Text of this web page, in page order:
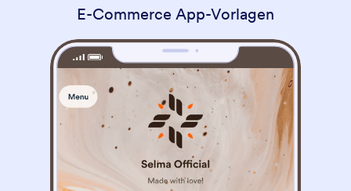
E-Commerce App-Vorlagen